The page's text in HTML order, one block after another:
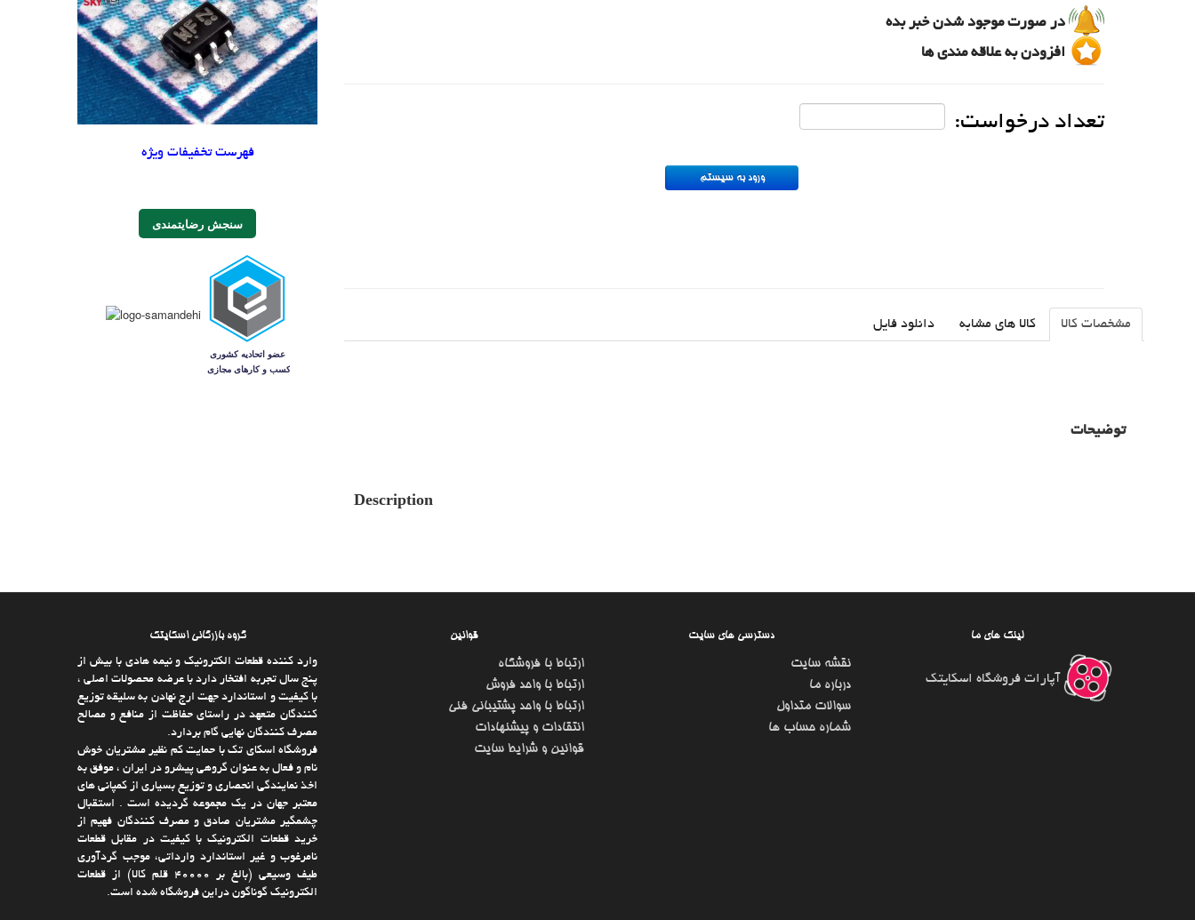
فهرست تخفیفات ویژه
سنجش رضایتمندی
در صورت موجود شدن خبر بده
افزودن به علاقه مندی ها
تعداد درخواست:
مشخصات کالا کالا های مشابه دانلود فایل
توضیحات
Description
گروه بازرگانی اسکایتک
وارد كننده قطعات الکترونیک و نیمه هادی با بیش از
پنج سال تجربه افتخار دارد با عرضه محصولات اصلی ،
با كیفیت و استاندارد جهت ارج نهادن به سلیقه توزیع
كنندگان متعهد در راستای حفاظت از منافع و مصالح
مصرف كنندگان نهایی گام بردارد.
فروشگاه اسکای تک با حمایت كم نظیر مشتریان خوش
نام و فعال به عنوان گروهی پیشرو در ایران ، موفق به
اخذ نمایندگی انحصاری و توزیع بسیاری از كمپانی های
معتبر جهان در یك مجموعه گردیده است . استقبال
چشمگیر مشتریان صادق و مصرف كنندگان فهیم از
خرید قطعات الکترونیک با كیفیت در مقابل قطعات
نامرغوب و غیر استاندارد وارداتی، موجب گردآوری
طیف وسیعی (بالغ بر 40000 قلم كالا)‌ از قطعات
الکترونیک گوناگون دراین فروشگاه شده است.
قوانین
ارتباط با فروشگاه
ارتباط با واحد فروش
ارتباط با واحد پشتیبانی فنی
انتقادات و پیشنهادات
قوانین و شرایط سایت
دسترسی های سایت
نقشه سایت
درباره ما
سوالات متداول
شماره حساب ها
لینک های ما
آپارات فروشگاه اسکایتک